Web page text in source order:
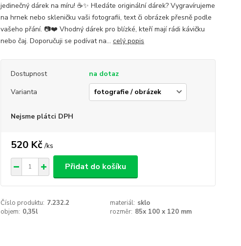
jedinečný dárek na míru! ☕✨ Hledáte originální dárek? Vygravírujeme
na hrnek nebo skleničku vaši fotografii, text či obrázek přesně podle
vašeho přání. 📷❤️ Vhodný dárek pro blízké, kteří mají rádi kávičku
nebo čaj. Doporučuji se podívat na... celý popis
Dostupnost
na dotaz
Varianta
Nejsme plátci DPH
520 Kč /ks
Přidat do košíku
Číslo produktu: 7.232.2 materiál: sklo
objem: 0,35l rozměr: 85x 100 x 120 mm